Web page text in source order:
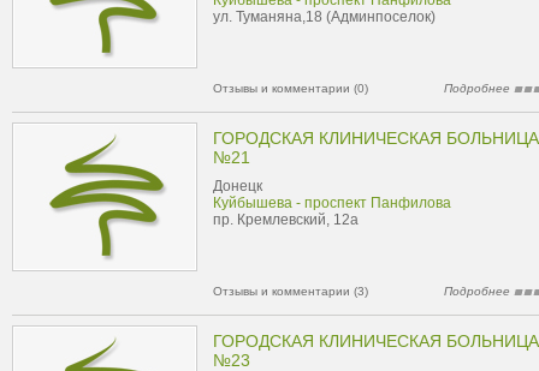
ул. Туманяна,18 (Админпоселок)
Отзывы и комментарии (0) Подробнее
ГОРОДСКАЯ КЛИНИЧЕСКАЯ БОЛЬНИЦА
№21
Донецк
Куйбышева - проспект Панфилова
пр. Кремлевский, 12а
Отзывы и комментарии (3) Подробнее
ГОРОДСКАЯ КЛИНИЧЕСКАЯ БОЛЬНИЦА
№23